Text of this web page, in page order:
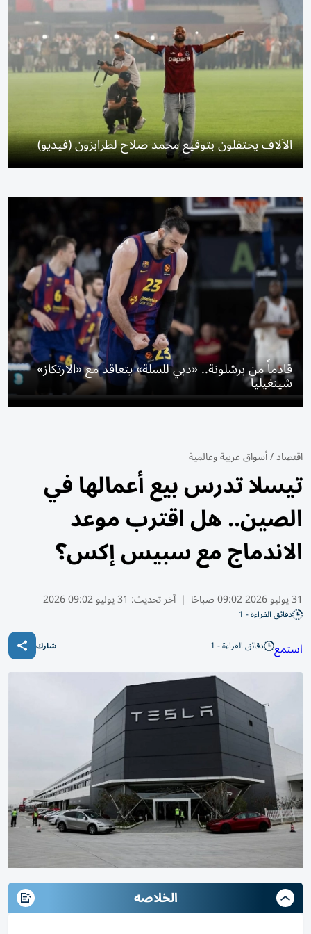
الآلاف يحتفلون بتوقيع محمد صلاح لطرابزون (فيديو)
قادماً من برشلونة.. «دبي للسلة» يتعاقد مع «الارتكاز»
شينغيليا
اقتصاد/أسواق عربية وعالمية
تيسلا تدرس بيع أعمالها في
الصين.. هل اقترب موعد
الاندماج ⁠مع سبيس إكس؟
31 يوليو 2026 09:02 صباحًا | آخر تحديث: 31 يوليو 09:02 2026
دقائق القراءة - 1
استمع دقائق القراءة - 1 شارك
الخلاصه